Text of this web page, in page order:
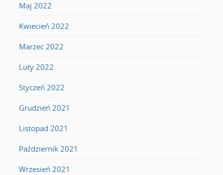
Maj 2022
Kwiecień 2022
Marzec 2022
Luty 2022
Styczeń 2022
Grudzień 2021
Listopad 2021
Październik 2021
Wrzesień 2021